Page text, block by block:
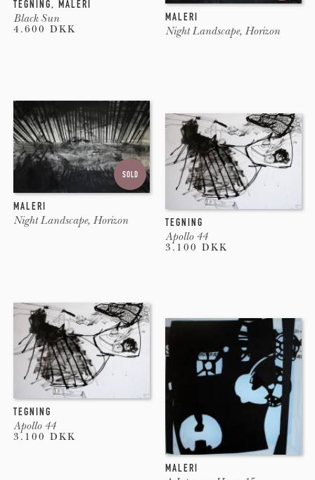
TEGNING, MALERI
Black Sun
4.600 DKK
MALERI
Night Landscape, Horizon
SOLD
MALERI
Night Landscape, Horizon
TEGNING
Apollo 44
3.100 DKK
TEGNING
Apollo 44
3.100 DKK
MALERI